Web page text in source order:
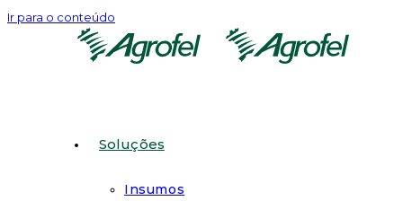
Ir para o conteúdo
Soluções
Insumos